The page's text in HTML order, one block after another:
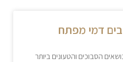
דמי מפתח
הסבוכים והטעונים ביותר